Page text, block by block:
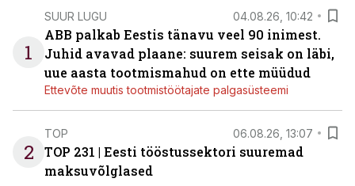
1
SUUR LUGU 04.08.26, 10:42
ABB palkab Eestis tänavu veel 90 inimest.
Juhid avavad plaane: suurem seisak on läbi,
uue aasta tootmismahud on ette müüdud
Ettevõte muutis tootmistöötajate palgasüsteemi
2
TOP 06.08.26, 13:07
TOP 231 | Eesti tööstussektori suuremad
maksuvõlglased